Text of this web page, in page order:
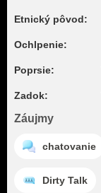
Etnický pôvod:
Ochlpenie:
Poprsie:
Zadok:
Záujmy
chatovanie
Dirty Talk